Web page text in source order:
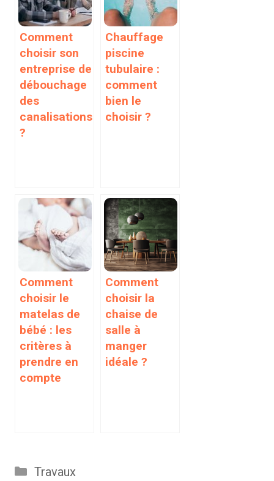
Comment
choisir son
entreprise de
débouchage
des
canalisations
?
Chauffage
piscine
tubulaire :
comment
bien le
choisir ?
Comment
choisir le
matelas de
bébé : les
critères à
prendre en
compte
Comment
choisir la
chaise de
salle à
manger
idéale ?
Catégories
Travaux